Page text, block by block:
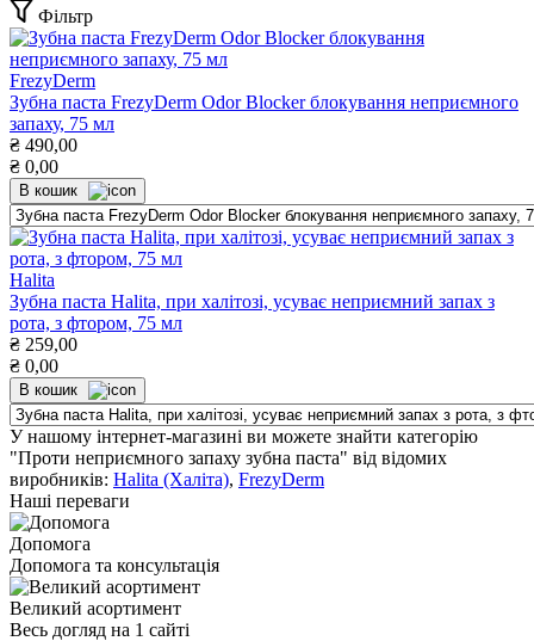
Фільтр
FrezyDerm
Зубна паста FrezyDerm Odor Blocker блокування неприємного
запаху, 75 мл
₴ 490,00
₴ 0,00
В кошик
Halita
Зубна паста Halita, при халітозі, усуває неприємний запах з
рота, з фтором, 75 мл
₴ 259,00
₴ 0,00
В кошик
У нашому інтернет-магазині ви можете знайти категорію
"Проти неприємного запаху зубна паста" від відомих
виробників: Halita (Халіта), FrezyDerm
Наші переваги
Допомога
Допомога та консультація
Великий асортимент
Весь догляд на 1 сайті